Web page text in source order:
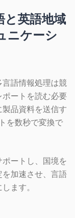
と英語地域
ニケーシ
語情報処理は競
ートを読む必要
品資料を送信す
を数秒で変換で
ートし、国境を
加速させ、言語
ます。